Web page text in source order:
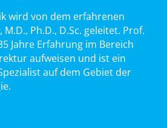
wird von dem erfahrenen
Ph.D., D.Sc. geleitet. Prof.
Jahre Erfahrung im Bereich
aufweisen und ist ein
auf dem Gebiet der